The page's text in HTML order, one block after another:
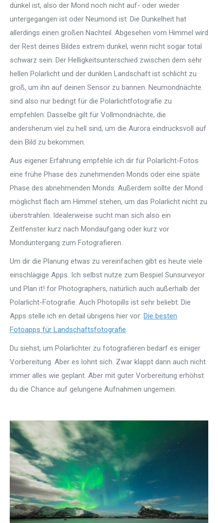
dunkel ist, also der Mond noch nicht auf- oder wieder
untergegangen ist oder Neumond ist. Die Dunkelheit hat
allerdings einen großen Nachteil. Abgesehen vom Himmel wird
der Rest deines Bildes extrem dunkel, wenn nicht sogar total
schwarz sein. Der Helligkeitsunterschied zwischen dem sehr
hellen Polarlicht und der dunklen Landschaft ist schlicht zu
groß, um ihn auf deinen Sensor zu bannen. Neumondnächte
sind also nur bedingt für die Polarlichtfotografie zu
empfehlen. Dasselbe gilt für Vollmondnächte, die
andersherum viel zu hell sind, um die Aurora eindrucksvoll auf
dein Bild zu bekommen.
Aus eigener Erfahrung empfehle ich dir für Polarlicht-Fotos
eine frühe Phase des zunehmenden Monds oder eine späte
Phase des abnehmenden Monds. Außerdem sollte der Mond
möglichst flach am Himmel stehen, um das Polarlicht nicht zu
überstrahlen. Idealerweise sucht man sich also ein
Zeitfenster kurz nach Mondaufgang oder kurz vor
Monduntergang zum Fotografieren.
Um dir die Planung etwas zu vereinfachen gibt es heute viele
einschlägige Apps. Ich selbst nutze zum Bespiel Sunsurveyor
und Plan it! for Photographers, natürlich auch außerhalb der
Polarlicht-Fotografie. Auch Photopills ist sehr beliebt. Die
Apps stelle ich en detail übrigens hier vor: Die besten
Fotoapps für Landschaftsfotografie.
Du siehst, um Polarlichter zu fotografieren bedarf es einiger
Vorbereitung. Aber es lohnt sich. Zwar klappt dann auch nicht
immer alles wie geplant. Aber mit guter Vorbereitung erhöhst
du die Chance auf gelungene Aufnahmen ungemein.